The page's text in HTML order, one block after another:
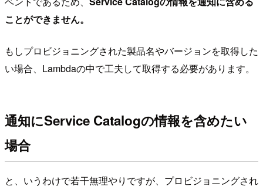
ことができません。
もしプロビジョニングされた製品名やバージョンを取得した
い場合、Lambdaの中で工夫して取得する必要があります。
通知にService Catalogの情報を含めたい
場合
と、いうわけで若干無理やりですが、プロビジョニングされ